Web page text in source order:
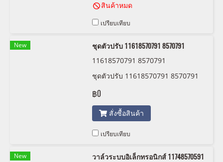
สินค้าหมด
เปรียบเทียบ
New
ชุดตัวปรับ 11618570791 8570791
11618570791 8570791
ชุดตัวปรับ 11618570791 8570791
฿0
สั่งซื้อสินค้า
เปรียบเทียบ
New
วาล์วระบบอิเล็กทรอนิกส์ 11748570591